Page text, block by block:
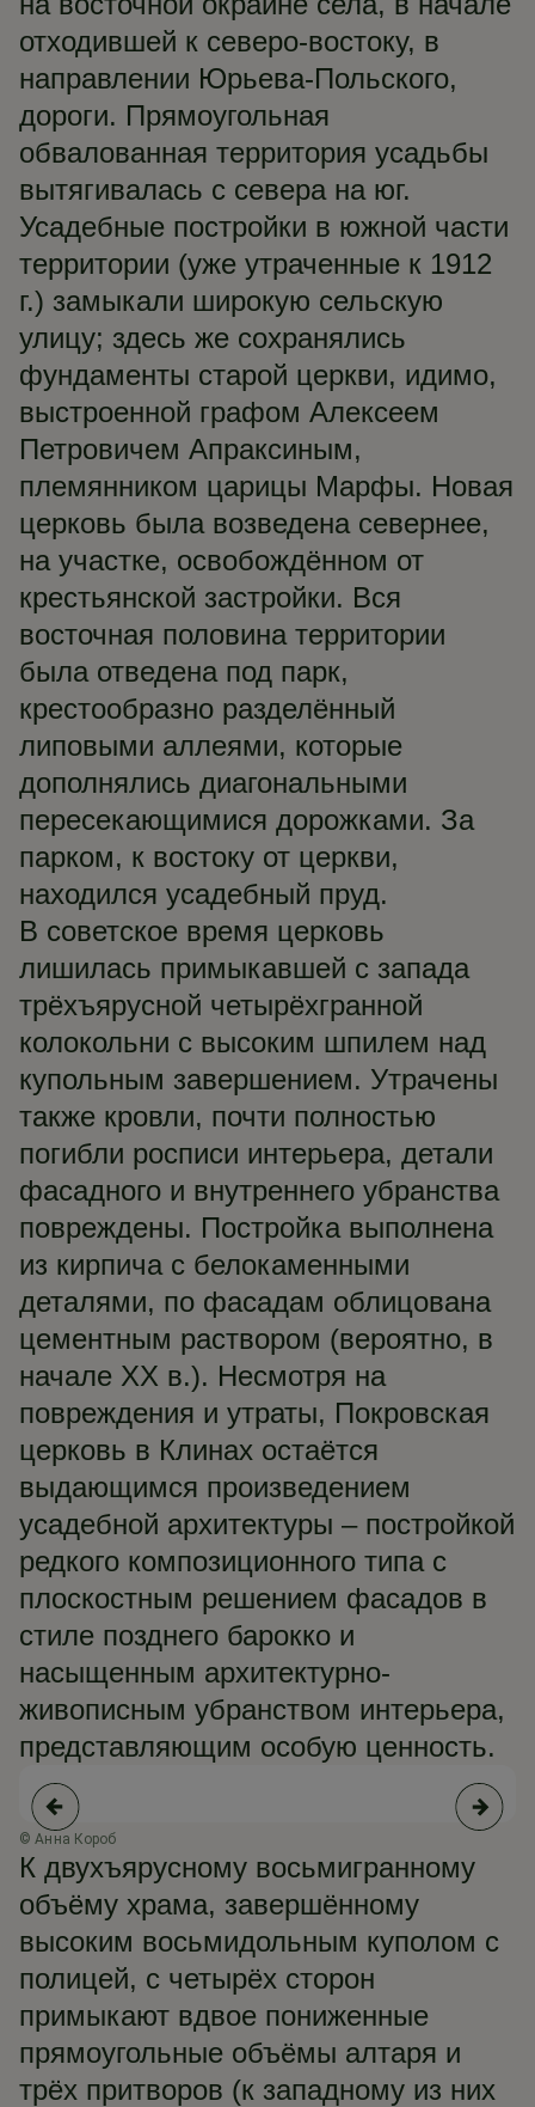
отходившей к северо-востоку, в
направлении Юрьева-Польского,
дороги. Прямоугольная
обвалованная территория усадьбы
вытягивалась с севера на юг.
Усадебные постройки в южной части
территории (уже утраченные к 1912
г.) замыкали широкую сельскую
улицу; здесь же сохранялись
фундаменты старой церкви, идимо,
выстроенной графом Алексеем
Петровичем Апраксиным,
племянником царицы Марфы. Новая
церковь была возведена севернее,
на участке, освобождённом от
крестьянской застройки. Вся
восточная половина территории
была отведена под парк,
крестообразно разделённый
липовыми аллеями, которые
дополнялись диагональными
пересекающимися дорожками. За
парком, к востоку от церкви,
находился усадебный пруд.
В советское время церковь
лишилась примыкавшей с запада
трёхъярусной четырёхгранной
колокольни с высоким шпилем над
купольным завершением. Утрачены
также кровли, почти полностью
погибли росписи интерьера, детали
фасадного и внутреннего убранства
повреждены. Постройка выполнена
из кирпича с белокаменными
деталями, по фасадам облицована
цементным раствором (вероятно, в
начале ХХ в.). Несмотря на
повреждения и утраты, Покровская
церковь в Клинах остаётся
выдающимся произведением
усадебной архитектуры – постройкой
редкого композиционного типа с
плоскостным решением фасадов в
стиле позднего барокко и
насыщенным архитектурно-
живописным убранством интерьера,
представляющим особую ценность.
© Анна Короб
К двухъярусному восьмигранному
объёму храма, завершённому
высоким восьмидольным куполом с
полицей, с четырёх сторон
примыкают вдвое пониженные
прямоугольные объёмы алтаря и
трёх притворов (к западному из них